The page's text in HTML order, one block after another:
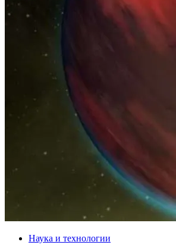
Наука и технологии